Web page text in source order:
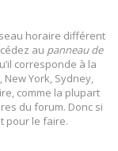
horaire différent
au panneau de
corresponde à la
York, Sydney,
comme la plupart
du forum. Donc si
pour le faire.